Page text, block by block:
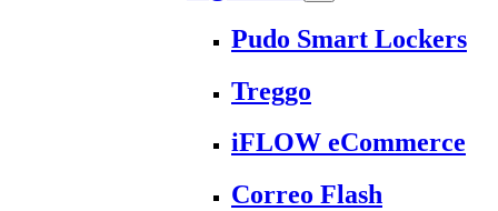
Pudo Smart Lockers
Treggo
iFLOW eCommerce
Correo Flash